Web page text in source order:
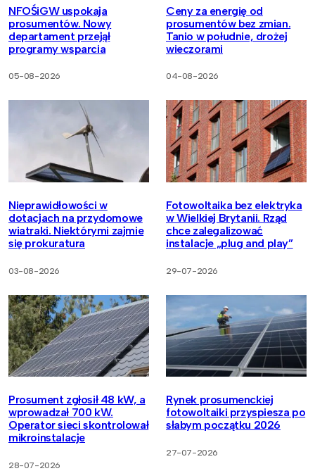
NFOŚiGW uspokaja
prosumentów. Nowy
departament przejął
programy wsparcia
05-08-2026
Ceny za energię od
prosumentów bez zmian.
Tanio w południe, drożej
wieczorami
04-08-2026
Nieprawidłowości w
dotacjach na przydomowe
wiatraki. Niektórymi zajmie
się prokuratura
03-08-2026
Fotowoltaika bez elektryka
w Wielkiej Brytanii. Rząd
chce zalegalizować
instalacje „plug and play”
29-07-2026
Prosument zgłosił 48 kW, a
wprowadzał 700 kW.
Operator sieci skontrolował
mikroinstalacje
28-07-2026
Rynek prosumenckiej
fotowoltaiki przyspiesza po
słabym początku 2026
27-07-2026